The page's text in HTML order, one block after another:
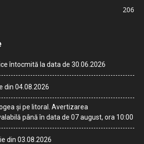
206
întocmită la data de 30.06.2026
din 04.08.2026
și pe litoral. Avertizarea
până în data de 07 august, ora 10:00
din 03.08.2026